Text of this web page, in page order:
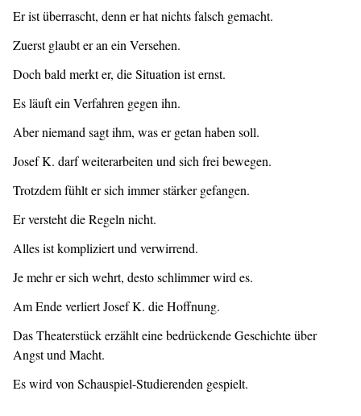
Er ist überrascht, denn er hat nichts falsch gemacht.
Zuerst glaubt er an ein Versehen.
Doch bald merkt er, die Situation ist ernst.
Es läuft ein Verfahren gegen ihn.
Aber niemand sagt ihm, was er getan haben soll.
Josef K. darf weiterarbeiten und sich frei bewegen.
Trotzdem fühlt er sich immer stärker gefangen.
Er versteht die Regeln nicht.
Alles ist kompliziert und verwirrend.
Je mehr er sich wehrt, desto schlimmer wird es.
Am Ende verliert Josef K. die Hoffnung.
Das Theaterstück erzählt eine bedrückende Geschichte über
Angst und Macht.
Es wird von Schauspiel-Studierenden gespielt.